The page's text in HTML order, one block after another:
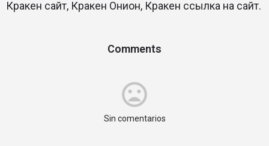
Кракен сайт, Кракен Онион, Кракен ссылка на сайт.
Comments
Sin comentarios